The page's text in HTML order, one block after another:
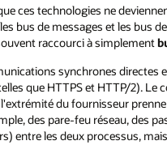
ces technologies ne
bus de messages et les bus
raccourci à simplement
synchrones directes
que HTTPS et HTTP/2). Le
du fournisseur
des pare-feu réseau, des
entre les deux processus,